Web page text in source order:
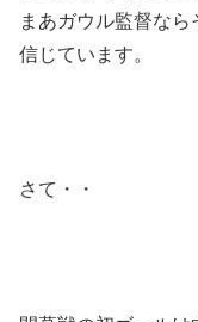
まあガウル監督な
信じています。
さて・・